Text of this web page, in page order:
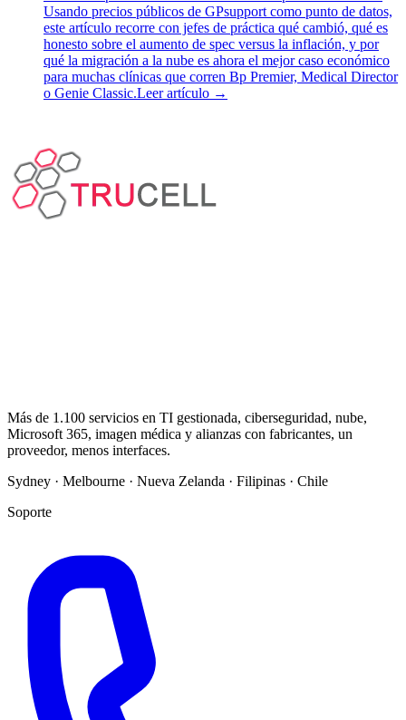
Usando precios públicos de GPsupport como punto de datos,
este artículo recorre con jefes de práctica qué cambió, qué es
honesto sobre el aumento de spec versus la inflación, y por
qué la migración a la nube es ahora el mejor caso económico
para muchas clínicas que corren Bp Premier, Medical Director
o Genie Classic.Leer artículo →
Más de 1.100 servicios en TI gestionada, ciberseguridad, nube,
Microsoft 365, imagen médica y alianzas con fabricantes, un
proveedor, menos interfaces.
Sydney · Melbourne · Nueva Zelanda · Filipinas · Chile
Soporte